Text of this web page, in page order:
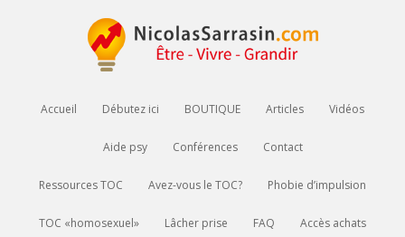
Accueil Débutez ici BOUTIQUE Articles Vidéos
Aide psy Conférences Contact
Ressources TOC Avez-vous le TOC? Phobie d’impulsion
TOC «homosexuel» Lâcher prise FAQ Accès achats